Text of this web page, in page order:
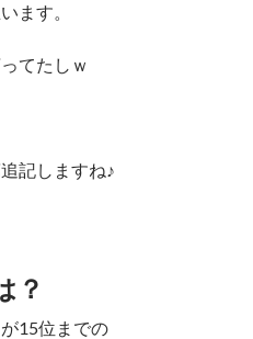
ます。
てたしｗ
記しますね♪
？
15位までの